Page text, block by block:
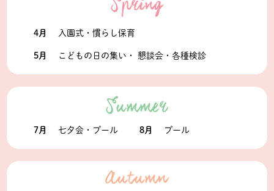
4月 入園式・慣らし保育
5月 こどもの日の集い・ 懇談会・各種検診
7月 七夕会・プール 8月 プール